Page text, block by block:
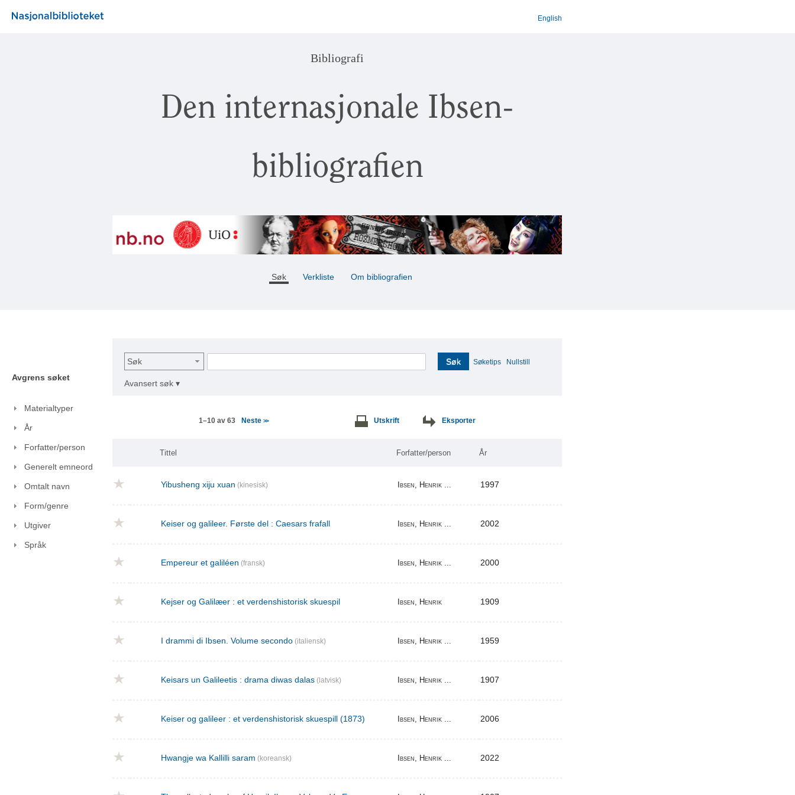
English
Bibliografi
Den internasjonale Ibsen-
bibliografien
Søk Verkliste Om bibliografien
Avgrens søket
Materialtyper
År
Forfatter/person
Generelt emneord
Omtalt navn
Form/genre
Utgiver
Språk
Søk Søk Søketips Nullstill
Avansert søk ▾
1–10 av 63 Neste>> Utskrift Eksporter
Tittel Forfatter/person År
Yibusheng xiju xuan (kinesisk) Ibsen, Henrik ... 1997
Keiser og galileer. Første del : Caesars frafall Ibsen, Henrik ... 2002
Empereur et galiléen (fransk) Ibsen, Henrik ... 2000
Kejser og Galilæer : et verdenshistorisk skuespil Ibsen, Henrik 1909
I drammi di Ibsen. Volume secondo (italiensk) Ibsen, Henrik ... 1959
Keisars un Galileetis : drama diwas dalas (latvisk) Ibsen, Henrik ... 1907
Keiser og galileer : et verdenshistorisk skuespill (1873) Ibsen, Henrik ... 2006
Hwangje wa Kallilli saram (koreansk) Ibsen, Henrik ... 2022